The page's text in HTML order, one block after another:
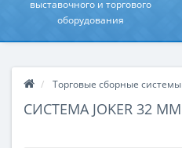
выставочного и торгового
оборудования
Торговые сборные системы
СИСТЕМА JOKER 32 ММ